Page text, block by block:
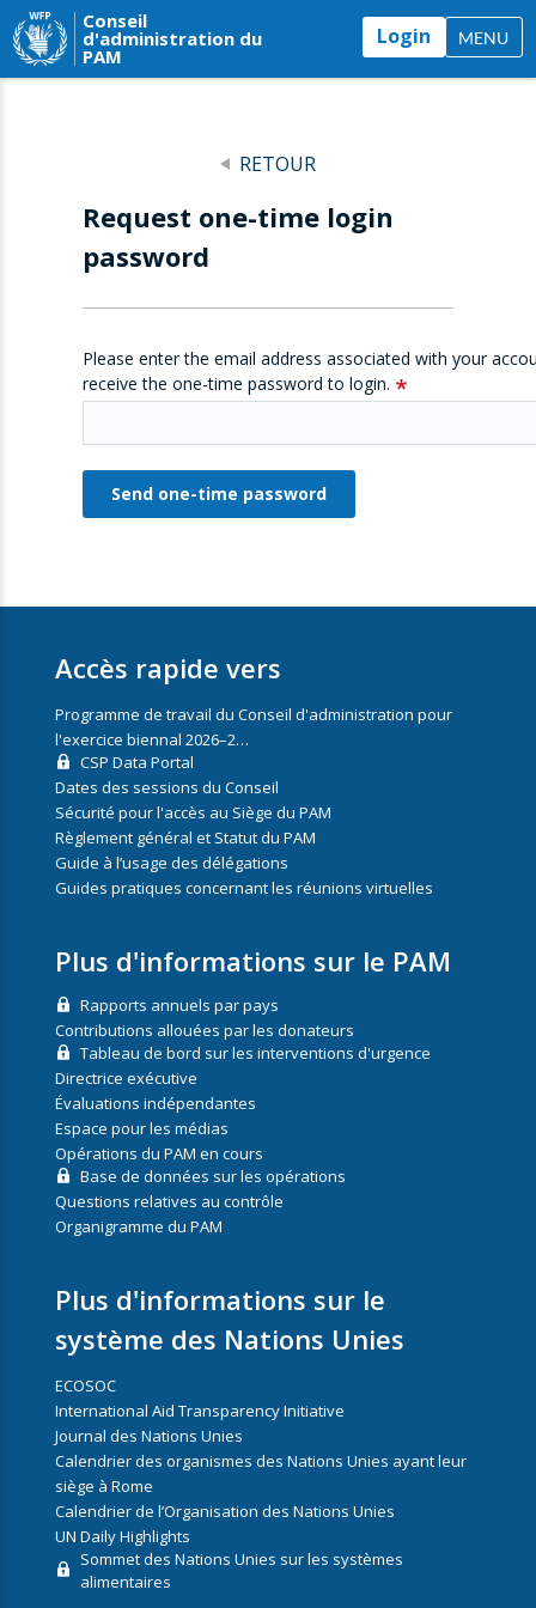
Conseil
d'administration du
PAM
Login MENU
RETOUR
Request one-time login
password
Please enter the email address associated with your
receive the one-time password to login.
Accès rapide vers
Programme de travail du Conseil d'administration pour
l'exercice biennal 2026–2…
CSP Data Portal
Dates des sessions du Conseil
Sécurité pour l'accès au Siège du PAM
Règlement général et Statut du PAM
Guide à l’usage des délégations
Guides pratiques concernant les réunions virtuelles
Plus d'informations sur le PAM
Rapports annuels par pays
Contributions allouées par les donateurs
Tableau de bord sur les interventions d'urgence
Directrice exécutive
Évaluations indépendantes
Espace pour les médias
Opérations du PAM en cours
Base de données sur les opérations
Questions relatives au contrôle
Organigramme du PAM
Plus d'informations sur le
système des Nations Unies
ECOSOC
International Aid Transparency Initiative
Journal des Nations Unies
Calendrier des organismes des Nations Unies ayant leur
siège à Rome
Calendrier de l’Organisation des Nations Unies
UN Daily Highlights
Sommet des Nations Unies sur les systèmes
alimentaires